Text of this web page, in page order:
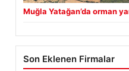
Muğla Yatağan’da orman
Son Eklenen Firmalar